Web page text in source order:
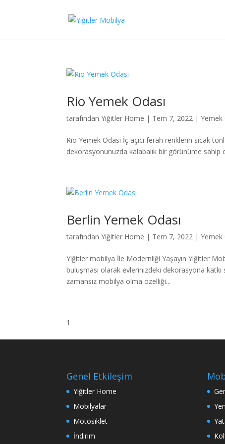
Rio Yemek Odası
tarafındanYiğitler Home | Tem 7, 2022 |Yemek
Rio Yemek Odası İç açıcı ferah renklerin sıcak
dekorasyonunuzda kalabalık bir görünüme sahip
Berlin Yemek Odası
tarafındanYiğitler Home | Tem 7, 2022 |Yemek
Yiğitler mobilya İle Modernliği Yaşayın Yiğitler
buluşması olarak evlerinizdeki dekorasyona katkı
zamansız mobilya olma özelliği...
1
Genel Etkileşim
Yiğitler Home
Mobilyalar
Motosiklet
İndirim